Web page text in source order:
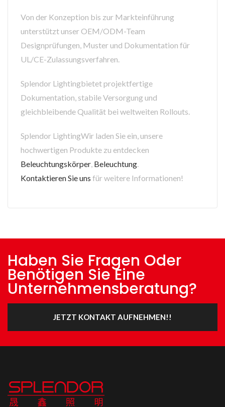
Von der Konzeption bis zur Markteinführung
unterstützt unser OEM/ODM-Team
Designprüfungen, Muster und Dokumentation für
UL/CE-Zulassungsverfahren.
Splendor Lightingbietet projektfertige
Dokumentation, stabile Versorgung und
gleichbleibende Qualität bei weltweiten Rollouts.
Splendor LightingWir laden Sie ein, unsere
hochwertigen Produkte zu entdecken
Beleuchtungskörper, Beleuchtung.
Kontaktieren Sie uns für weitere Informationen!
Haben Sie Fragen Oder
Benötigen Sie Eine
Unternehmensberatung?
JETZT KONTAKT AUFNEHMEN!!